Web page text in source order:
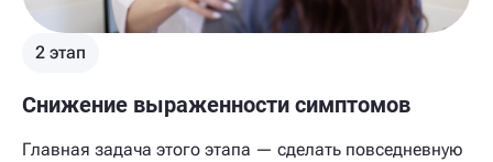
2 этап
Снижение выраженности симптомов
Главная задача этого этапа — сделать повседневную